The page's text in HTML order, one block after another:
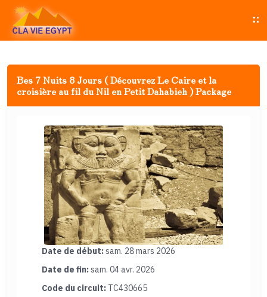
Bes 7 Nuits 8 Jours ( Découvrez Le Caire et la
croisière au fil du Nil en Petit Dahabieh ) Package
Date de début:sam. 28 mars 2026
Date de fin:sam. 04 avr. 2026
Code du circuit: TC430665